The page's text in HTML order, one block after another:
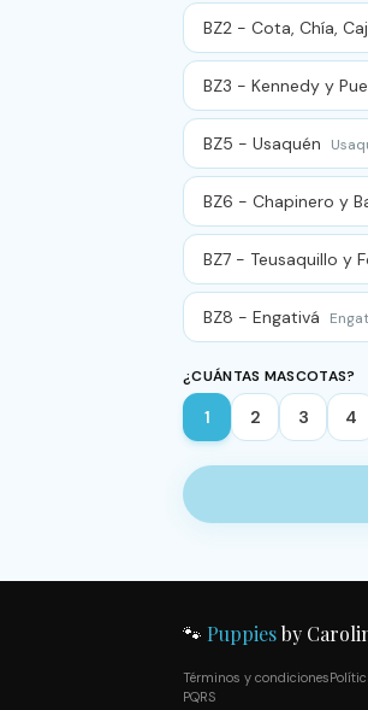
BZ2 - Cota, Chía,
BZ3 - Kennedy y
BZ5 - Usaquén
BZ6 - Chapinero y
BZ7 - Teusaquillo y
BZ8 - Engativá
¿CUÁNTAS MASCOTAS?
1 2 3 4
🐾 Puppiesby
Términos y condiciones
PQRS